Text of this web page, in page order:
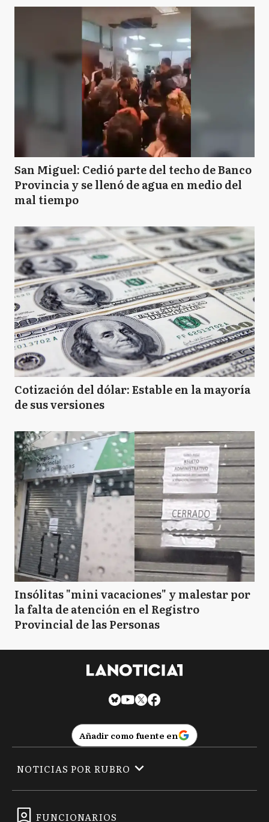
San Miguel: Cedió parte del techo de Banco
Provincia y se llenó de agua en medio del
mal tiempo
Cotización del dólar: Estable en la mayoría
de sus versiones
Insólitas "mini vacaciones" y malestar por
la falta de atención en el Registro
Provincial de las Personas
Añadir como fuente en
FUNCIONARIOS
NOTICIAS POR RUBRO